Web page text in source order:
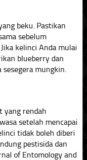
beku. Pastikan
sebelum
kelinci Anda mulai
blueberry dan
mungkin.
yang rendah
setelah mencapai
tidak boleh diberi
pestisida dan
of Entomology and